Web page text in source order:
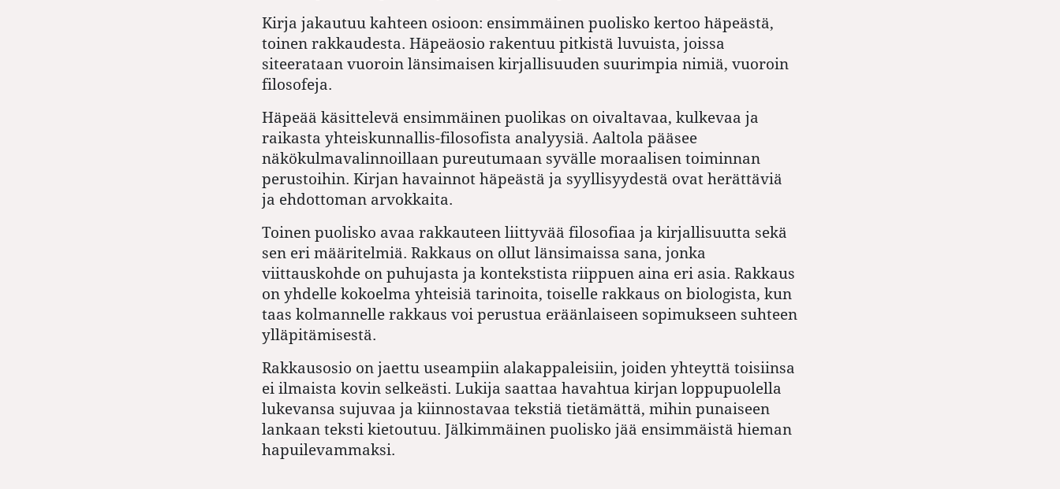
Kirja jakautuu kahteen osioon: ensimmäinen puolisko kertoo häpeästä,
toinen rakkaudesta. Häpeäosio rakentuu pitkistä luvuista, joissa
siteerataan vuoroin länsimaisen kirjallisuuden suurimpia nimiä, vuoroin
filosofeja.
Häpeää käsittelevä ensimmäinen puolikas on oivaltavaa, kulkevaa ja
raikasta yhteiskunnallis-filosofista analyysiä. Aaltola pääsee
näkökulmavalinnoillaan pureutumaan syvälle moraalisen toiminnan
perustoihin. Kirjan havainnot häpeästä ja syyllisyydestä ovat herättäviä
ja ehdottoman arvokkaita.
Toinen puolisko avaa rakkauteen liittyvää filosofiaa ja kirjallisuutta sekä
sen eri määritelmiä. Rakkaus on ollut länsimaissa sana, jonka
viittauskohde on puhujasta ja kontekstista riippuen aina eri asia. Rakkaus
on yhdelle kokoelma yhteisiä tarinoita, toiselle rakkaus on biologista, kun
taas kolmannelle rakkaus voi perustua eräänlaiseen sopimukseen suhteen
ylläpitämisestä.
Rakkausosio on jaettu useampiin alakappaleisiin, joiden yhteyttä toisiinsa
ei ilmaista kovin selkeästi. Lukija saattaa havahtua kirjan loppupuolella
lukevansa sujuvaa ja kiinnostavaa tekstiä tietämättä, mihin punaiseen
lankaan teksti kietoutuu. Jälkimmäinen puolisko jää ensimmäistä hieman
hapuilevammaksi.